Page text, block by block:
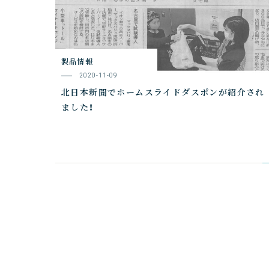
製品情報
2020-11-09
北日本新聞でホームスライドダスポンが紹介され
ました！